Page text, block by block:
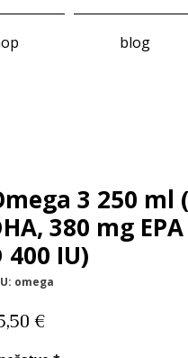
blog
3 250 ml
380 mg
400 IU)
omega
€Price